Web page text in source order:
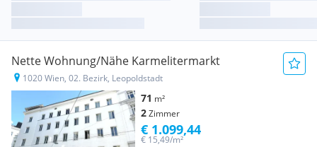
Nette Wohnung/Nähe Karmelitermarkt
1020 Wien, 02. Bezirk, Leopoldstadt
71 m²
2Zimmer
€ 15,49/m²
€ 1.099,44